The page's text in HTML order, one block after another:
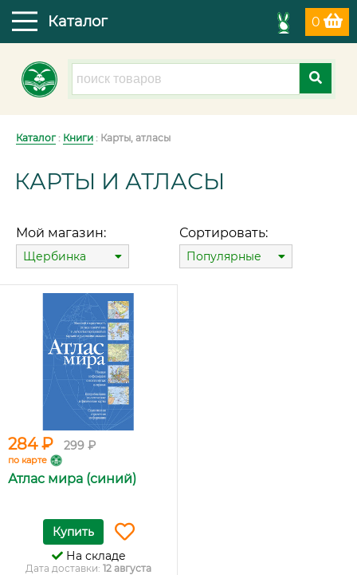
0
Каталог
Каталог: Книги : Карты, атласы
КАРТЫ И АТЛАСЫ
Мой магазин:
Щербинка
Сортировать:
Популярные
284 ₽ 299 ₽
по карте
Атлас мира (синий)
Купить
На складе
Дата доставки: 12 августа